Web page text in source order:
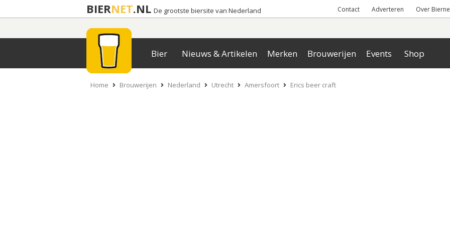
BIERNET.NL De grootste biersite van Nederland Contact Adverteren Over
Bier Nieuws & Artikelen Merken Brouwerijen Events Shop
Home Brouwerijen Nederland Utrecht Amersfoort Erics beer craft